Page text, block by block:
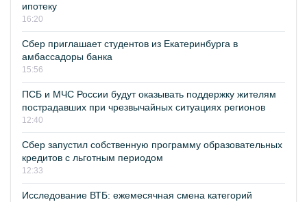
ипотеку
16:20
Сбер приглашает студентов из Екатеринбурга в
амбассадоры банка
15:56
ПСБ и МЧС России будут оказывать поддержку жителям
пострадавших при чрезвычайных ситуациях регионов
12:40
Сбер запустил собственную программу образовательных
кредитов с льготным периодом
12:33
Исследование ВТБ: ежемесячная смена категорий